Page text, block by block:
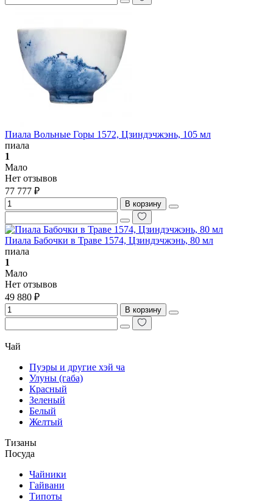
Пиала Вольные Горы 1572, Цзиндэчжэнь, 105 мл
пиала
1
Мало
Нет отзывов
77 777 ₽
В корзину
Пиала Бабочки в Траве 1574, Цзиндэчжэнь, 80 мл
пиала
1
Мало
Нет отзывов
49 880 ₽
В корзину
Чай
Пуэры и другие хэй ча
Улуны (габа)
Красный
Зеленый
Белый
Желтый
Тизаны
Посуда
Чайники
Гайвани
Типоты